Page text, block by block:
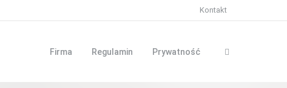
Kontakt
Firma Regulamin Prywatność